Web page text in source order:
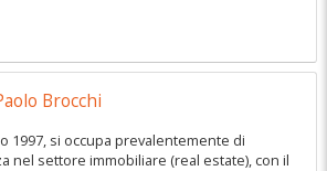
Brocchi
1997, si occupa prevalentemente di
nel settore immobiliare (real estate), con il